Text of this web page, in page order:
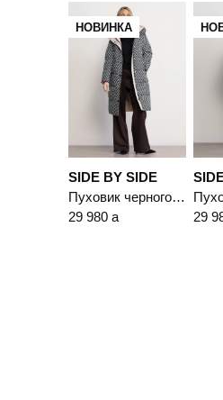
НОВИНКА
SIDE BY SIDE
Пуховик черного цвета с капюшоном
29 980 a 29